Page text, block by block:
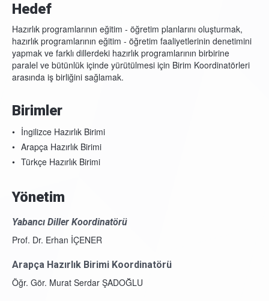
Hedef
Hazırlık programlarının eğitim - öğretim planlarını oluşturmak,
hazırlık programlarının eğitim - öğretim faaliyetlerinin denetimini
yapmak ve farklı dillerdeki hazırlık programlarının birbirine
paralel ve bütünlük içinde yürütülmesi için Birim Koordinatörleri
arasında iş birliğini sağlamak.
Birimler
İngilizce Hazırlık Birimi
Arapça Hazırlık Birimi
Türkçe Hazırlık Birimi
Yönetim
Yabancı Diller Koordinatörü
Prof. Dr. Erhan İÇENER
Arapça Hazırlık Birimi Koordinatörü
Öğr. Gör. Murat Serdar ŞADOĞLU